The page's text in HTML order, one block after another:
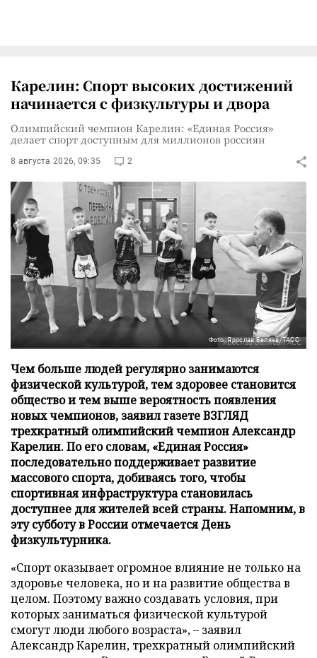
Карелин: Спорт высоких достижений
начинается с физкультуры и двора
Олимпийский чемпион Карелин: «Единая Россия»
делает спорт доступным для миллионов россиян
8 августа 2026, 09:35 2
Фото: Ярослав Беляев/ТАСС
Чем больше людей регулярно занимаются
физической культурой, тем здоровее становится
общество и тем выше вероятность появления
новых чемпионов, заявил газете ВЗГЛЯД
трехкратный олимпийский чемпион Александр
Карелин. По его словам, «Единая Россия»
последовательно поддерживает развитие
массового спорта, добиваясь того, чтобы
спортивная инфраструктура становилась
доступнее для жителей всей страны. Напомним, в
эту субботу в России отмечается День
физкультурника.
«Спорт оказывает огромное влияние не только на
здоровье человека, но и на развитие общества в
целом. Поэтому важно создавать условия, при
которых заниматься физической культурой
смогут люди любого возраста», – заявил
Александр Карелин, трехкратный олимпийский